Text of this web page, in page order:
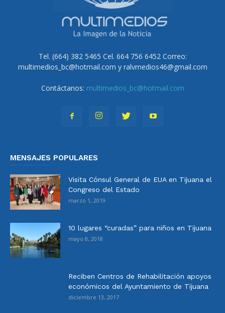
Tel. (664) 382 5465 Cel. 664 756 6452 Correo:
multimedios_bc@hotmail.com y ralvmedios46@gmail.com
Contáctanos: multimedios_bc@hotmail.com
MENSAJES POPULARES
Visita Cónsul General de EUA en Tijuana el
Congreso del Estado
marzo 1, 2019
10 lugares “curadas” para niños en Tijuana
mayo 8, 2018
Reciben Centros de Rehabilitación apoyos
económicos del Ayuntamiento de Tijuana
diciembre 13, 2017